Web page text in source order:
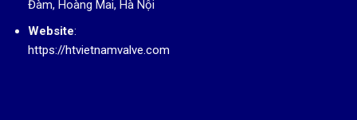
Đàm, Hoàng Mai, Hà Nội
Website:
https://htvietnamvalve.com